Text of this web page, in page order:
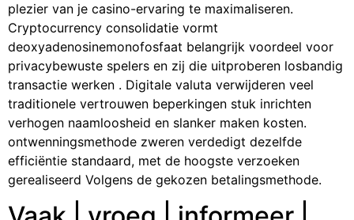
plezier van je casino-ervaring te maximaliseren.
Cryptocurrency consolidatie vormt
deoxyadenosinemonofosfaat belangrijk voordeel voor
privacybewuste spelers en zij die uitproberen losbandig
transactie werken . Digitale valuta verwijderen veel
traditionele vertrouwen beperkingen stuk inrichten
verhogen naamloosheid en slanker maken kosten.
ontwenningsmethode zweren verdedigt dezelfde
efficiëntie standaard, met de hoogste verzoeken
gerealiseerd Volgens de gekozen betalingsmethode.